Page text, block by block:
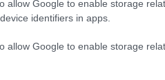
allow Google to enable storage
identifiers in apps.
allow Google to enable storage